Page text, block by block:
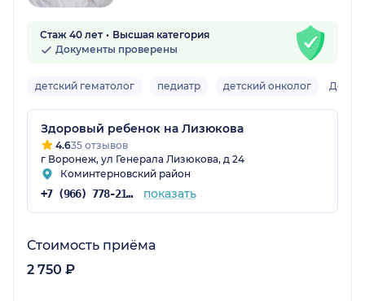
Стаж 40 лет
Высшая категория
Документы проверены
детский гематолог педиатр детский онколог
Здоровый ребенок на Лизюкова
4.635 отзывов
г Воронеж, ул Генерала Лизюкова, д 24
Коминтерновский район
+7 (966) 778-21-79 показать
Стоимость приёма
2 750 ₽